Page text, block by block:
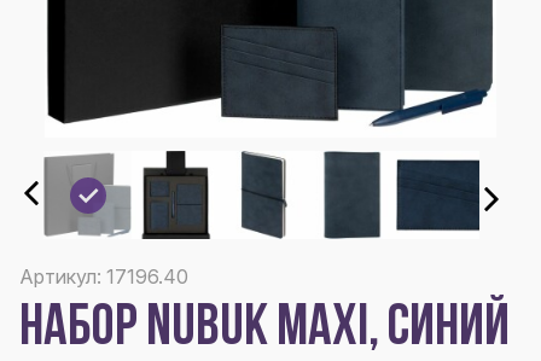
Артикул: 17196.40
НАБОР NUBUK MAXI, СИНИЙ